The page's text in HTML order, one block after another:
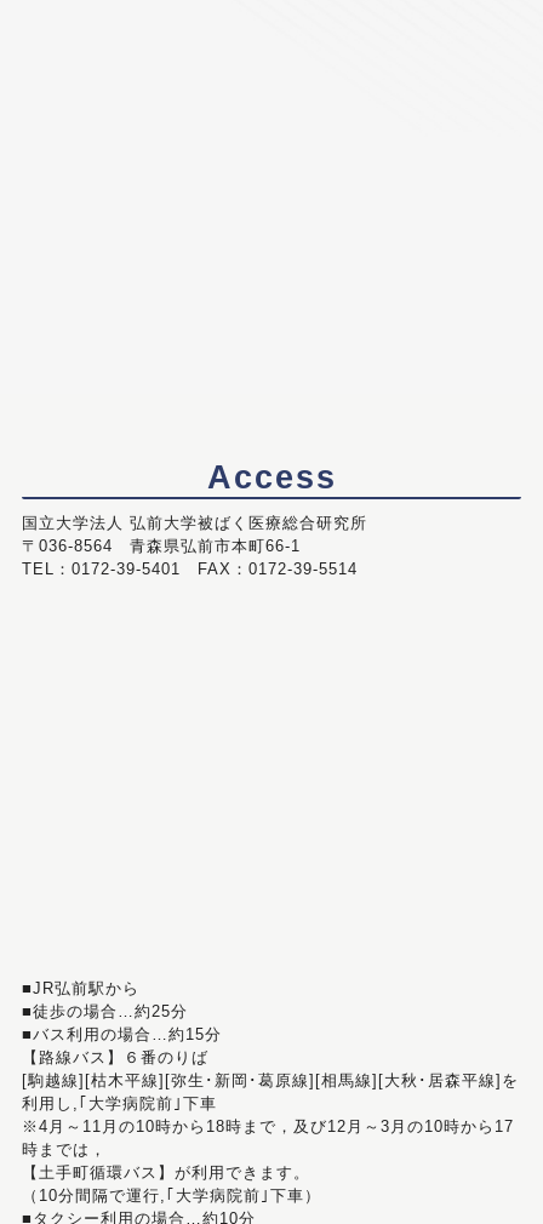
Access
国立大学法人 弘前大学被ばく医療総合研究所
〒036-8564 青森県弘前市本町66-1
TEL：0172-39-5401 FAX：0172-39-5514
■JR弘前駅から
■徒歩の場合…約25分
■バス利用の場合…約15分
【路線バス】６番のりば
[駒越線][枯木平線][弥生･新岡･葛原線][相馬線][大秋･居森平線]を
利用し,｢大学病院前｣下車
※4月～11月の10時から18時まで，及び12月～3月の10時から17
時までは，
【土手町循環バス】が利用できます。
（10分間隔で運行,｢大学病院前｣下車）
■タクシー利用の場合…約10分